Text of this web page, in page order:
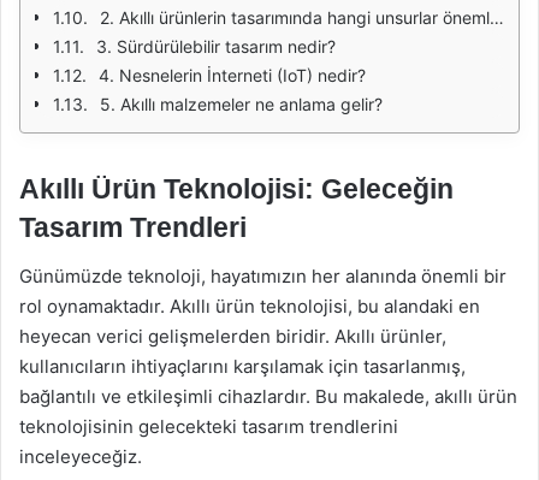
2. Akıllı ürünlerin tasarımında hangi unsurlar önemlidir?
3. Sürdürülebilir tasarım nedir?
4. Nesnelerin İnterneti (IoT) nedir?
5. Akıllı malzemeler ne anlama gelir?
Akıllı Ürün Teknolojisi: Geleceğin
Tasarım Trendleri
Günümüzde teknoloji, hayatımızın her alanında önemli bir
rol oynamaktadır. Akıllı ürün teknolojisi, bu alandaki en
heyecan verici gelişmelerden biridir. Akıllı ürünler,
kullanıcıların ihtiyaçlarını karşılamak için tasarlanmış,
bağlantılı ve etkileşimli cihazlardır. Bu makalede, akıllı ürün
teknolojisinin gelecekteki tasarım trendlerini
inceleyeceğiz.